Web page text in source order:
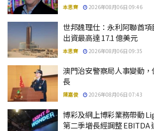
本思齊 2026年08月06日 09:46
世邦魏理仕：永利阿聯酋
出資最高達 17.1 億美元
本思齊 2026年08月06日 09:35
澳門治安警察局人事變動
長
陳嘉俊 2026年08月06日 07:43
博彩及網上博彩業務帶動
第二季增長經調整 EBITDA